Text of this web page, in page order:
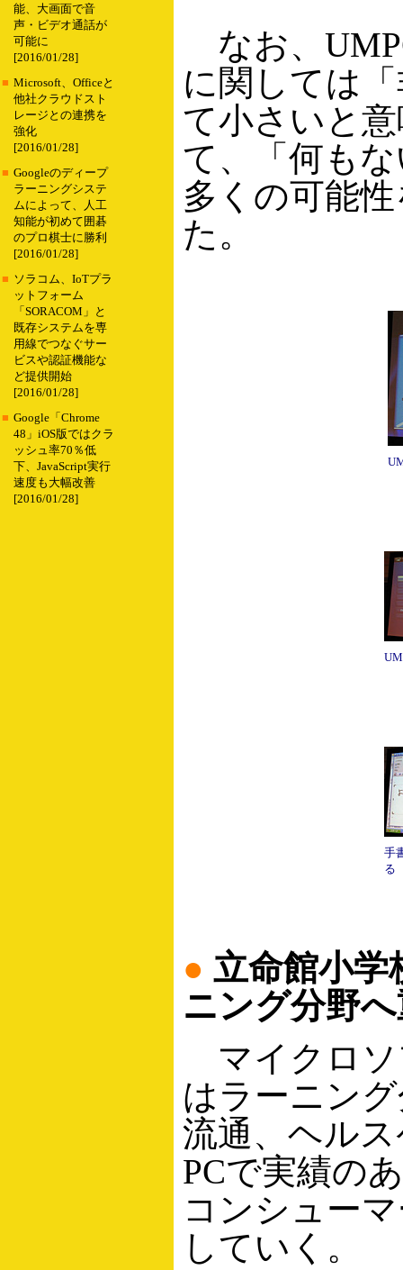
能、大画面で音
声・ビデオ通話が
可能に
[2016/01/28]
■ Microsoft、Officeと
他社クラウドスト
レージとの連携を
強化
[2016/01/28]
■ Googleのディープ
ラーニングシステ
ムによって、人工
知能が初めて囲碁
のプロ棋士に勝利
[2016/01/28]
■ ソラコム、IoTプラ
ットフォーム
「SORACOM」と
既存システムを専
用線でつなぐサー
ビスや認証機能な
ど提供開始
[2016/01/28]
■ Google「Chrome
48」iOS版ではクラ
ッシュ率70％低
下、JavaScript実行
速度も大幅改善
[2016/01/28]
なお、
に関しては
て小さいと
て、「何も
多くの可能
た。
手
る
● 立命館小学
ニング分野
マイクロソ
はラーニン
流通、ヘル
PCで実績の
コンシュー
していく。